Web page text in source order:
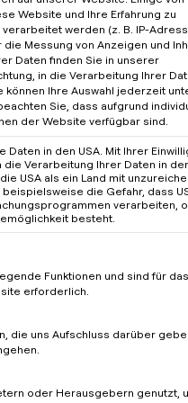
Laden.
Website und Ihre Erfahrung zu
werden (z. B. IP-
Messung von Anzeigen und
Daten finden Sie in unserer
in die Verarbeitung Ihrer
können Ihre Auswahl jederzeit
Sie, dass aufgrund
der Website verfügbar sind.
in den USA. Mit Ihrer
Verarbeitung Ihrer Daten in
USA als ein Land mit
die Gefahr, dass
verarbeiten,
besteht.
für die eine Einwilligung
Funktionen und sind für das
erforderlich.
die uns Aufschluss darüber
oder Herausgebern genutzt,